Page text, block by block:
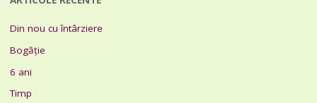
Din nou cu întârziere
Bogăție
6 ani
Timp